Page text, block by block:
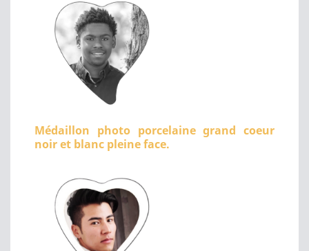
Médaillon photo porcelaine grand coeur
noir et blanc pleine face.